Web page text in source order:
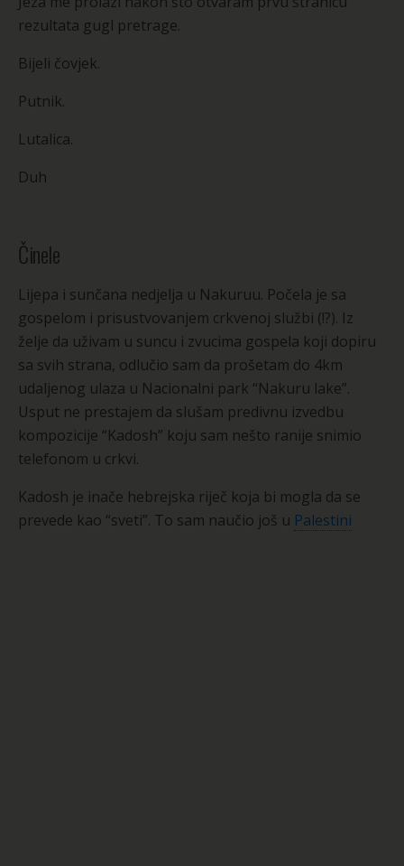
rezultata gugl pretrage.
Bijeli čovjek.
Putnik.
Lutalica.
Duh
Činele
Lijepa i sunčana nedjelja u Nakuruu. Počela je sa
gospelom i prisustvovanjem crkvenoj službi (!?). Iz
želje da uživam u suncu i zvucima gospela koji dopiru
sa svih strana, odlučio sam da prošetam do 4km
udaljenog ulaza u Nacionalni park “Nakuru lake”.
Usput ne prestajem da slušam predivnu izvedbu
kompozicije “Kadosh” koju sam nešto ranije snimio
telefonom u crkvi.
Kadosh je inače hebrejska riječ koja bi mogla da se
prevede kao “sveti”. To sam naučio još u Palestini